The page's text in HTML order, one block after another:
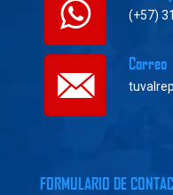
(+57)
Correo
FORMULARIO DE